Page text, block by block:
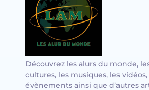
Découvrez les alurs du monde,
cultures, les musiques, les vidéos,
évènements ainsi que d’autres